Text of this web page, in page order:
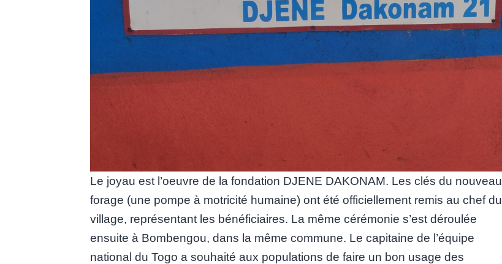
Le joyau est l’oeuvre de la fondation DJENE DAKONAM. Les clés du nouveau
forage (une pompe à motricité humaine) ont été officiellement remis au chef du
village, représentant les bénéficiaires. La même cérémonie s’est déroulée
ensuite à Bombengou, dans la même commune. Le capitaine de l’équipe
national du Togo a souhaité aux populations de faire un bon usage des